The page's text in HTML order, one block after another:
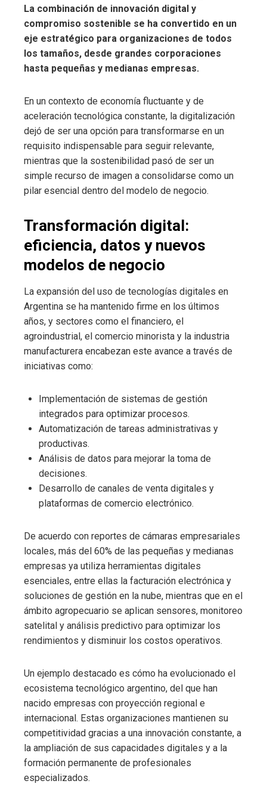
La combinación de innovación digital y
compromiso sostenible se ha convertido en un
eje estratégico para organizaciones de todos
los tamaños, desde grandes corporaciones
hasta pequeñas y medianas empresas.
En un contexto de economía fluctuante y de
aceleración tecnológica constante, la digitalización
dejó de ser una opción para transformarse en un
requisito indispensable para seguir relevante,
mientras que la sostenibilidad pasó de ser un
simple recurso de imagen a consolidarse como un
pilar esencial dentro del modelo de negocio.
Transformación digital:
eficiencia, datos y nuevos
modelos de negocio
La expansión del uso de tecnologías digitales en
Argentina se ha mantenido firme en los últimos
años, y sectores como el financiero, el
agroindustrial, el comercio minorista y la industria
manufacturera encabezan este avance a través de
iniciativas como:
Implementación de sistemas de gestión
integrados para optimizar procesos.
Automatización de tareas administrativas y
productivas.
Análisis de datos para mejorar la toma de
decisiones.
Desarrollo de canales de venta digitales y
plataformas de comercio electrónico.
De acuerdo con reportes de cámaras empresariales
locales, más del 60% de las pequeñas y medianas
empresas ya utiliza herramientas digitales
esenciales, entre ellas la facturación electrónica y
soluciones de gestión en la nube, mientras que en el
ámbito agropecuario se aplican sensores, monitoreo
satelital y análisis predictivo para optimizar los
rendimientos y disminuir los costos operativos.
Un ejemplo destacado es cómo ha evolucionado el
ecosistema tecnológico argentino, del que han
nacido empresas con proyección regional e
internacional. Estas organizaciones mantienen su
competitividad gracias a una innovación constante, a
la ampliación de sus capacidades digitales y a la
formación permanente de profesionales
especializados.